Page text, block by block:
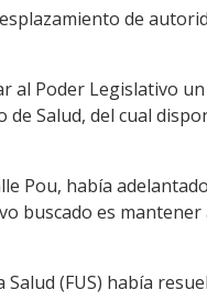
de
al Poder Legislativo
Salud, del cual
Pou, había
buscado es
(FUS) había